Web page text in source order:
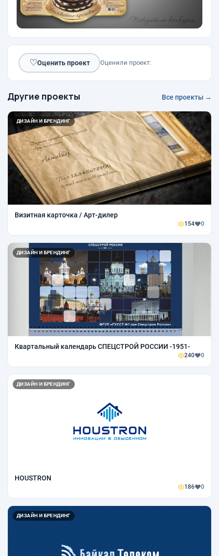
♡Оценить проект Оценили проект:
Другие проекты Все проекты →
ДИЗАЙН И БРЕНДИНГ
Визитная карточка / Арт-дилер
154 0
ДИЗАЙН И БРЕНДИНГ
Квартальный календарь СПЕЦСТРОЙ РОССИИ -1951-
240 0
ДИЗАЙН И БРЕНДИНГ
HOUSTRON
186 0
ДИЗАЙН И БРЕНДИНГ